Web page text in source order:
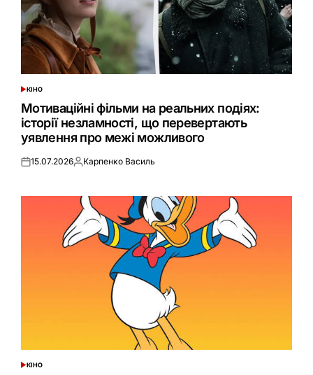
ОПУБЛІКУВАТИ
У
КІНО
Мотиваційні фільми на реальних подіях:
історії незламності, що перевертають
уявлення про межі можливого
Оприлюднено
15.07.2026Опубліковано
Карпенко Василь
ОПУБЛІКУВАТИ
КІНО